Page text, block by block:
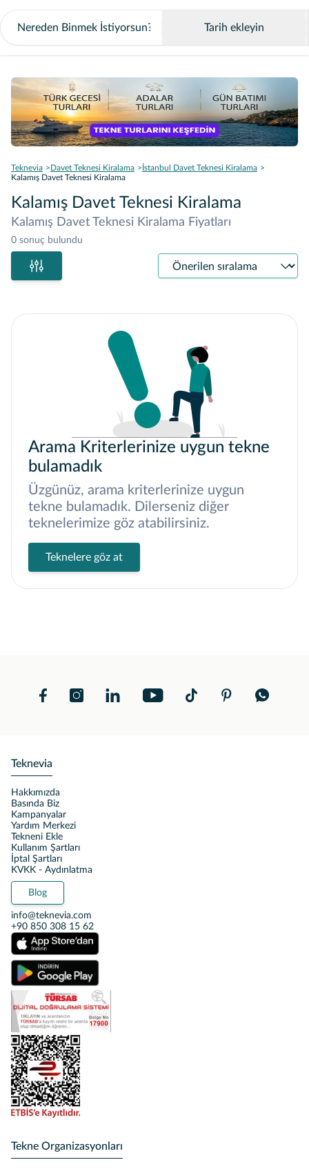
Tarih ekleyin
Teknevia Davet Teknesi Kiralama
İstanbul Davet Teknesi Kiralama
Kalamış Davet Teknesi Kiralama
Kalamış Davet Teknesi Kiralama
Kalamış Davet Teknesi Kiralama Fiyatları
0 sonuç bulundu
Sıralama
Arama Kriterlerinize uygun tekne
bulamadık
Üzgünüz, arama kriterlerinize uygun
tekne bulamadık. Dilerseniz diğer
teknelerimize göz atabilirsiniz.
Teknelere göz at
Teknevia
Hakkımızda
Basında Biz
Kampanyalar
Yardım Merkezi
Tekneni Ekle
Kullanım Şartları
İptal Şartları
KVKK - Aydınlatma
Blog
info@teknevia.com
+90 850 308 15 62
Tekne Organizasyonları